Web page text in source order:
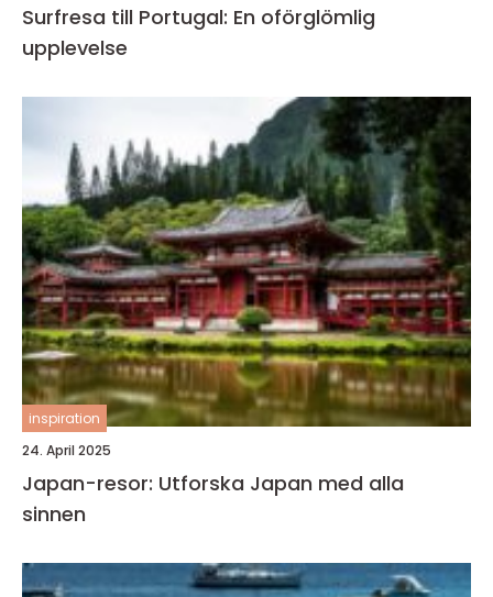
Surfresa till Portugal: En oförglömlig
upplevelse
inspiration
24. April 2025
Japan-resor: Utforska Japan med alla
sinnen